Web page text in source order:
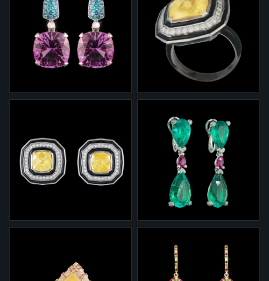
2-358
Серьги "Светомузыка" из
белого золота с
рубеллитами, топазами и
бриллиантами.
1-353
Кольцо "Светомузыка" из
белого золота, с аметистом,
топазами и бриллиантами.
Серьги "Светомузыка" из
белого золота, с аметистом,
топазами и бриллиантами.
1-354
Кольцо 1-354 из коллекции
"Светомузыка" из белого
золота с рутилом,
бриллиантами и черной
эмалью.
Серьги 2-354 из коллекции
2-0051/5
Серьги 2-0051/5 из